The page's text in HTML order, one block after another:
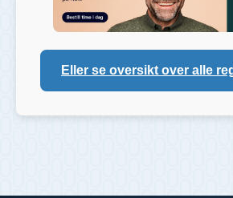
Eller se oversikt over alle